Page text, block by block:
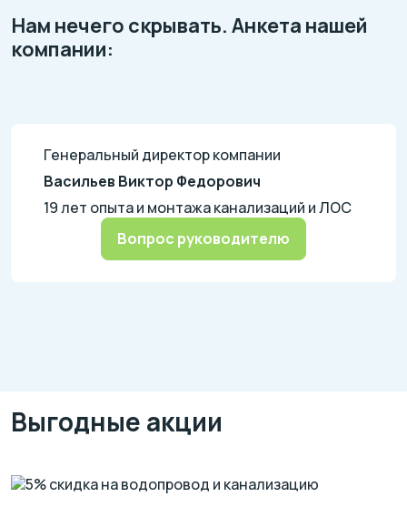
Нам нечего скрывать. Анкета нашей
компании:
Генеральный директор компании
Васильев Виктор Федорович
19 лет опыта и монтажа канализаций и ЛОС
Вопрос руководителю
Выгодные акции